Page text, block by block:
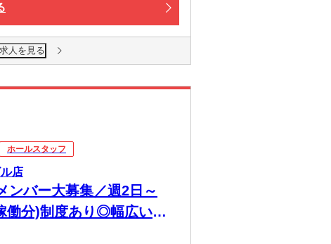
人を見る
ホールスタッフ
店
ンバー大募集／週2日～
分)制度あり◎幅広い年